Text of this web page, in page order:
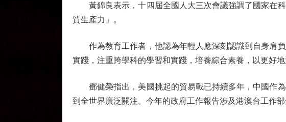
黃錦良表示，十四屆全國人大三次會議強調了國家在科
質生產力」。
作為教育工作者，他認為年輕人應深刻認識到自身肩負
實踐，注重跨學科的學習和實踐，培養綜合素養，以更好地
鄧健榮指出，美國挑起的貿易戰已持續多年，中國作為
到全世界廣泛關注。今年的政府工作報告涉及港澳台工作